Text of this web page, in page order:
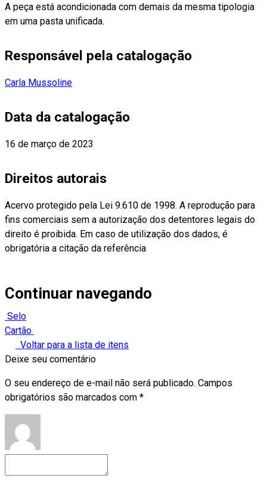
A peça está acondicionada com demais da mesma tipologia
em uma pasta unificada.
Responsável pela catalogação
Carla Mussoline
Data da catalogação
16 de março de 2023
Direitos autorais
Acervo protegido pela Lei 9.610 de 1998. A reprodução para
fins comerciais sem a autorização dos detentores legais do
direito é proibida. Em caso de utilização dos dados, é
obrigatória a citação da referência
Continuar navegando
Selo
Cartão
Voltar para a lista de itens
Deixe seu comentário
O seu endereço de e-mail não será publicado. Campos
obrigatórios são marcados com *